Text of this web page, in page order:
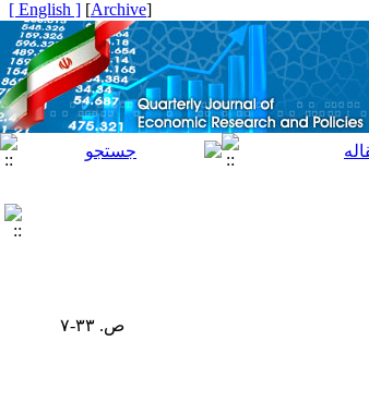
[
Archive
]
[ English ]
ص. ۳۳-۷